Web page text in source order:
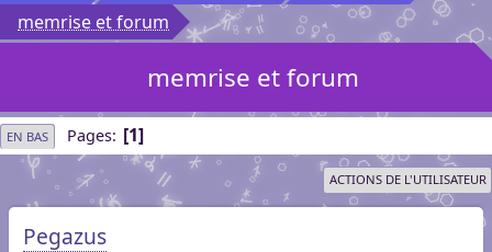
memrise et forum
memrise et forum
EN BAS Pages 1
ACTIONS DE L'UTILISATEUR
Pegazus